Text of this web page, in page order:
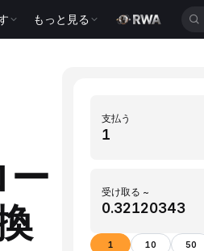
もっと見る
支払う
受け取る ~
1 10 50